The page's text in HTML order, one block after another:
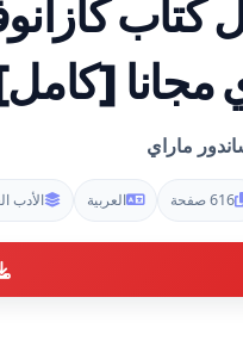
مجانا
ماراي
616 صفحة العربية الأدب